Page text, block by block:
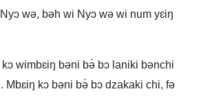
wə, bəh wi Nyɔ wə wi num yɛiŋ
wimbɛiŋ bəni bə̀ bɔ laniki bənchi
Mbɛiŋ kɔ bəni bə̀ bɔ dzakaki chi, fə